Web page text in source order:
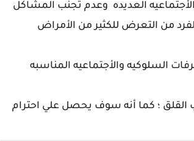
العديده وعدم تجنب المشاكل
من التعرض للكثير من الأمراض
السلوكيه والأجتماعيه المناسبه
القلق ؛ كما أنه سوف يحصل علي احترام